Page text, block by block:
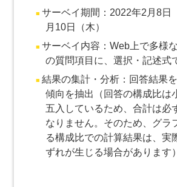
サーベイ期間：2022年2月8日
月10日（木）
サーベイ内容：Web上で多様
の質問項目に、選択・記述式
結果の集計・分析：回答結果
傾向を抽出（回答の構成比は
五入しているため、合計は必
なりません。そのため、グラ
る構成比での計算結果は、実
ずれが生じる場合があります）